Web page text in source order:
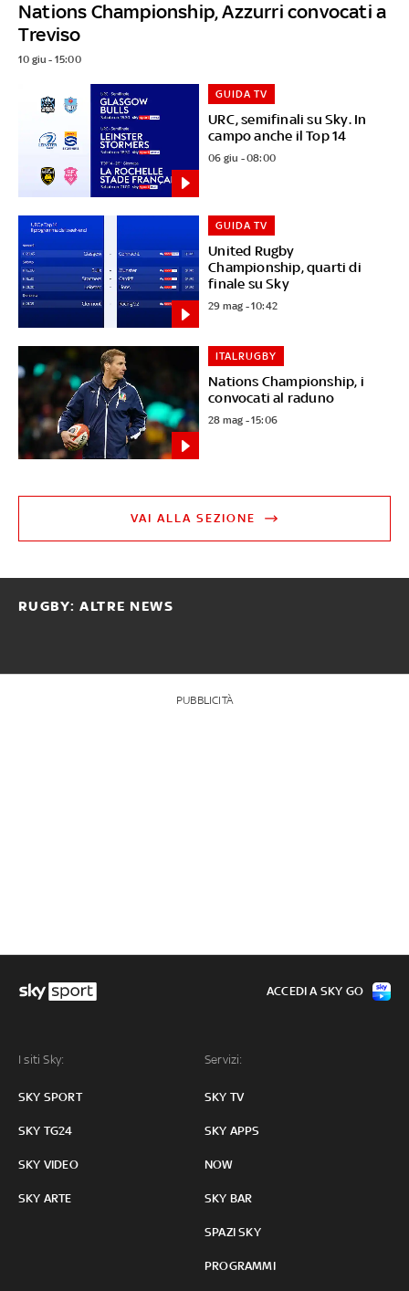
Nations Championship, Azzurri convocati a
Treviso
10 giu - 15:00
URC, semifinali su Sky. In
campo anche il Top 14
GUIDA TV
06 giu - 08:00
United Rugby
Championship, quarti di
finale su Sky
GUIDA TV
29 mag - 10:42
Nations Championship, i
convocati al raduno
ITALRUGBY
28 mag - 15:06
VAI ALLA SEZIONE
RUGBY: ALTRE NEWS
PUBBLICITÀ
I siti Sky:
SKY SPORT
SKY TG24
SKY VIDEO
SKY ARTE
Servizi:
SKY TV
SKY APPS
NOW
SKY BAR
SPAZI SKY
PROGRAMMI
ACCEDI A SKY GO